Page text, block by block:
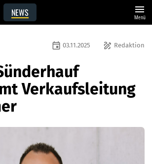
NEWS menu
Menü
draw Redaktion
event 03.11.2025
Verkaufsleitung